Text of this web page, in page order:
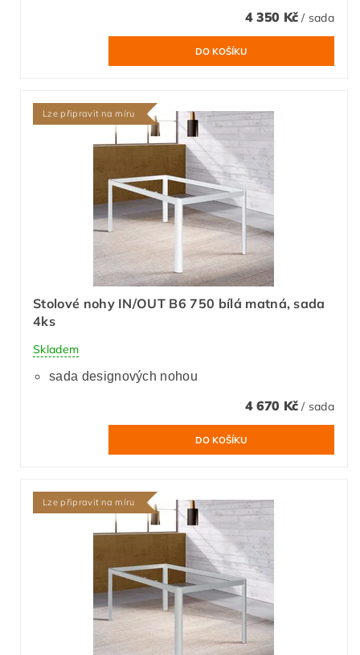
4 350 Kč/ sada
Lze připravit na míru
Stolové nohy IN/OUT B6 750 bílá matná, sada
4ks
Skladem
sada designových nohou
4 670 Kč/ sada
Lze připravit na míru